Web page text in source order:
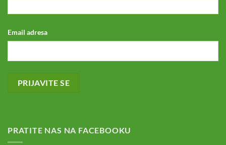
Email adresa
PRATITE NAS NA FACEBOOKU